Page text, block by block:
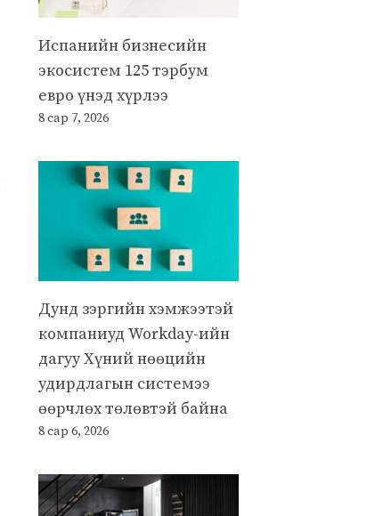
Испанийн бизнесийн
экосистем 125 тэрбум
евро үнэд хүрлээ
8 сар 7, 2026
Дунд зэргийн хэмжээтэй
компаниуд Workday-ийн
дагуу Хүний нөөцийн
удирдлагын системээ
өөрчлөх төлөвтэй байна
8 сар 6, 2026